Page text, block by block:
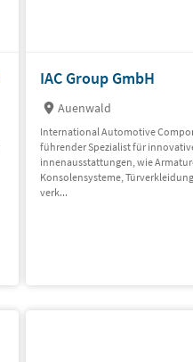
IAC Group GmbH
Auenwald
International Automotive
führender Spezialist für
innenausstattungen, wie
Konsolen­systeme,
verk...